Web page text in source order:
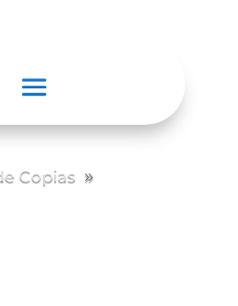
Copias 9